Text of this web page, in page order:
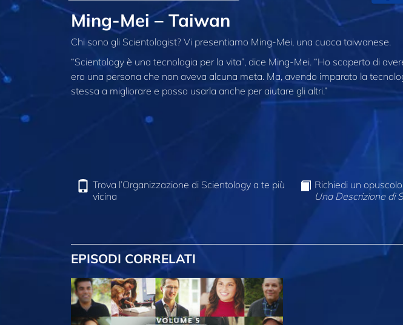
Ming-Mei – Taiwan
Chi sono gli Scientologist? Vi presentiamo Ming-Mei, una cuoca taiwanese.
“Scientology è una tecnologia per la vita”, dice Ming-Mei. “Ho scoperto di
ero una persona che non aveva alcuna meta. Ma, avendo imparato la
stessa a migliorare e posso usarla anche per aiutare gli altri.”
Trova l’Organizzazione di Scientology a te più
vicina
Richiedi un
Una Descrizione di
EPISODI CORRELATI